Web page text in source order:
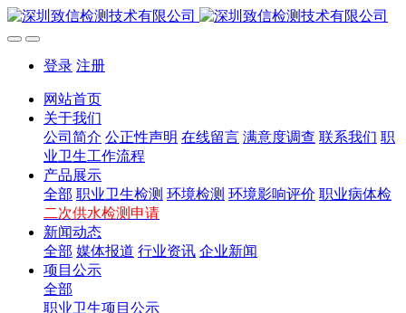
登录 注册
网站首页
关于我们
公司简介 公正性声明 在线留言 满意度调查 联系我们 职
业卫生工作流程
产品展示
全部 职业卫生检测 环境检测 环境影响评价 职业病体检
二次供水检测申请
新闻动态
全部 媒体报道 行业资讯 企业新闻
项目公示
全部
职业卫生项目公示